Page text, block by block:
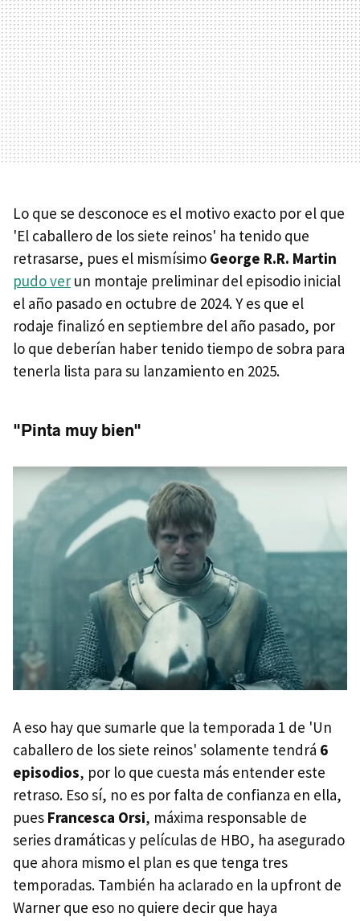
Lo que se desconoce es el motivo exacto por el que
'El caballero de los siete reinos' ha tenido que
retrasarse, pues el mismísimo George R.R. Martin
pudo ver un montaje preliminar del episodio inicial
el año pasado en octubre de 2024. Y es que el
rodaje finalizó en septiembre del año pasado, por
lo que deberían haber tenido tiempo de sobra para
tenerla lista para su lanzamiento en 2025.
"Pinta muy bien"
A eso hay que sumarle que la temporada 1 de 'Un
caballero de los siete reinos' solamente tendrá 6
episodios, por lo que cuesta más entender este
retraso. Eso sí, no es por falta de confianza en ella,
pues Francesca Orsi, máxima responsable de
series dramáticas y películas de HBO, ha asegurado
que ahora mismo el plan es que tenga tres
temporadas. También ha aclarado en la upfront de
Warner que eso no quiere decir que haya